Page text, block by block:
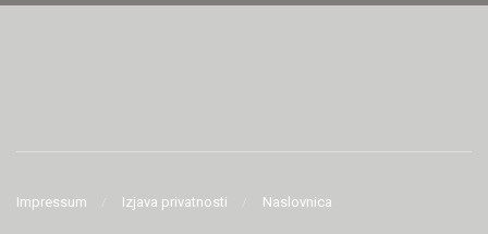
Impressum Izjava privatnosti Naslovnica